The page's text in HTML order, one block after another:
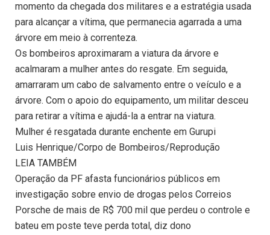
momento da chegada dos militares e a estratégia usada
para alcançar a vítima, que permanecia agarrada a uma
árvore em meio à correnteza.
Os bombeiros aproximaram a viatura da árvore e
acalmaram a mulher antes do resgate. Em seguida,
amarraram um cabo de salvamento entre o veículo e a
árvore. Com o apoio do equipamento, um militar desceu
para retirar a vítima e ajudá-la a entrar na viatura.
Mulher é resgatada durante enchente em Gurupi
Luis Henrique/Corpo de Bombeiros/Reprodução
LEIA TAMBÉM
Operação da PF afasta funcionários públicos em
investigação sobre envio de drogas pelos Correios
Porsche de mais de R$ 700 mil que perdeu o controle e
bateu em poste teve perda total, diz dono